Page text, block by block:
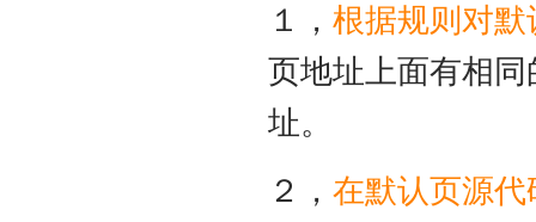
１， 根据规则对
页地址上面有相
址。
２， 在默认页源